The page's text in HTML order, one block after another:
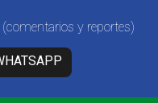
(comentarios y reportes)